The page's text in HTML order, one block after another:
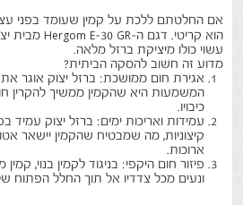
אם החלטתם ללכת על קמין שעומד בפני
הוא קריטי. דגם ה-Hergom E-30 GR מבית
עשוי כולו מיציקת ברזל מלאה.
מדוע זה חשוב להסקה הביתית?
אגירת חום ממושכת: ברזל יצוק אוגר
המשמעות היא שהקמין ממשיך להקרין
כיבויו.
עמידות ואריכות ימים: ברזל יצוק עמיד
קיצוניות, מה שמבטיח שהקמין יישאר
ארוכות.
פיזור חום היקפי: בניגוד לקמין בנוי,
ונעים מכל צדדיו אל תוך החלל הפתוח